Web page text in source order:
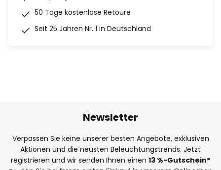
50 Tage kostenlose Retoure
Seit 25 Jahren Nr. 1 in Deutschland
Newsletter
Verpassen Sie keine unserer besten Angebote, exklusiven
Aktionen und die neusten Beleuchtungstrends. Jetzt
registrieren und wir senden Ihnen einen 13 %-Gutschein*